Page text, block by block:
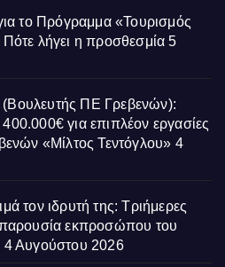
το Πρόγραμμα «Τουρισμός
λήγει η προσθεσμία 5
ΠΕ Γρεβενών):
για επιπλέον εργασίες
«Μίλτος Τεντόγλου» 4
τον ιδρυτή της: Τριήμερες
παρουσία εκπροσώπου του
4 Αυγούστου 2026